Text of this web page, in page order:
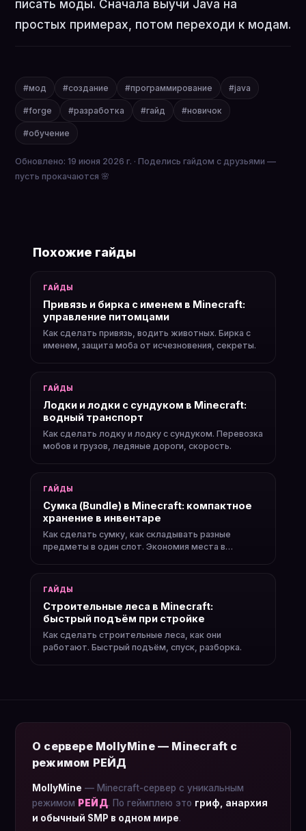
писать моды. Сначала выучи Java на
простых примерах, потом переходи к модам.
#мод #создание #программирование #java
#forge #разработка #гайд #новичок
#обучение
Обновлено: 19 июня 2026 г. · Поделись гайдом с друзьями —
пусть прокачаются 🌸
Похожие гайды
ГАЙДЫ
Привязь и бирка с именем в Minecraft:
управление питомцами
Как сделать привязь, водить животных. Бирка с
именем, защита моба от исчезновения, секреты.
ГАЙДЫ
Лодки и лодки с сундуком в Minecraft:
водный транспорт
Как сделать лодку и лодку с сундуком. Перевозка
мобов и грузов, ледяные дороги, скорость.
ГАЙДЫ
Сумка (Bundle) в Minecraft: компактное
хранение в инвентаре
Как сделать сумку, как складывать разные
предметы в один слот. Экономия места в
ГАЙДЫ
Строительные леса в Minecraft:
быстрый подъём при стройке
Как сделать строительные леса, как они
работают. Быстрый подъём, спуск, разборка.
О сервере MollyMine — Minecraft с
режимом РЕЙД
MollyMine — Minecraft-сервер с уникальным
режимом РЕЙД. По геймплею это гриф, анархия
и обычный SMP в одном мире.